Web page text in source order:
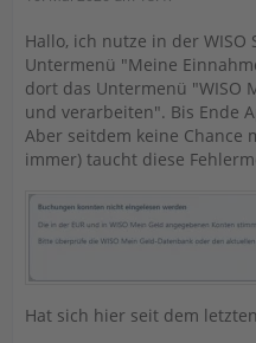
Hallo, ich nutze in der WISO
Untermenü "Meine
dort das Untermenü "WISO
und verarbeiten". Bis Ende
Aber seitdem keine Chance
immer) taucht diese
Hat sich hier seit dem